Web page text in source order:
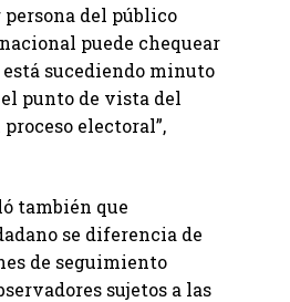
del público
puede chequear
sucediendo minuto
punto de vista del
electoral”,
también que
se diferencia de
de seguimiento
sujetos a las